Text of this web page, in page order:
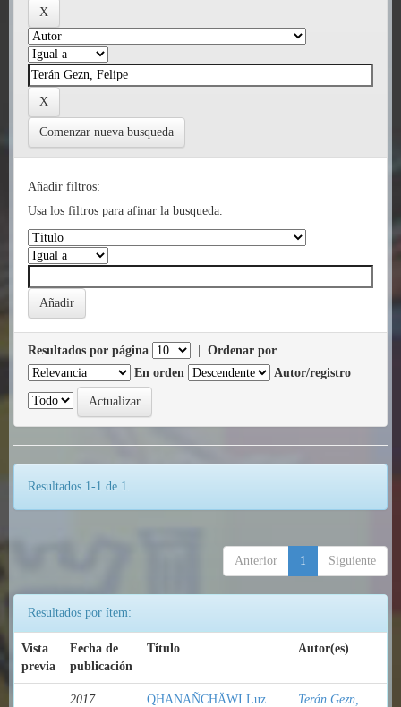
Comenzar nueva busqueda
Añadir filtros:
Usa los filtros para afinar la busqueda.
Resultados por página
Ordenar por
En orden
Autor/registro
Resultados 1-1 de 1.
Anterior 1 Siguiente
Resultados por ítem:
Vista
previa
Fecha de
publicación
Título Autor(es)
2017
QHANAÑCHÄWI Luz
Terán Gezn,